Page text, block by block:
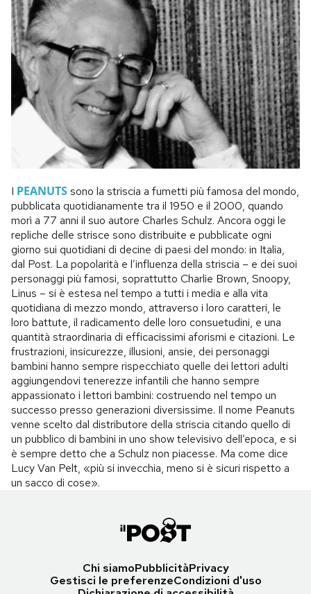
I PEANUTSsono la striscia a fumetti più famosa del mondo,
pubblicata quotidianamente tra il 1950 e il 2000, quando
morì a 77 anni il suo autore Charles Schulz. Ancora oggi le
repliche delle strisce sono distribuite e pubblicate ogni
giorno sui quotidiani di decine di paesi del mondo: in Italia,
dal Post. La popolarità e l’influenza della striscia – e dei suoi
personaggi più famosi, soprattutto Charlie Brown, Snoopy,
Linus – si è estesa nel tempo a tutti i media e alla vita
quotidiana di mezzo mondo, attraverso i loro caratteri, le
loro battute, il radicamento delle loro consuetudini, e una
quantità straordinaria di efficacissimi aforismi e citazioni. Le
frustrazioni, insicurezze, illusioni, ansie, dei personaggi
bambini hanno sempre rispecchiato quelle dei lettori adulti
aggiungendovi tenerezze infantili che hanno sempre
appassionato i lettori bambini: costruendo nel tempo un
successo presso generazioni diversissime. Il nome Peanuts
venne scelto dal distributore della striscia citando quello di
un pubblico di bambini in uno show televisivo dell’epoca, e si
è sempre detto che a Schulz non piacesse. Ma come dice
Lucy Van Pelt, «più si invecchia, meno si è sicuri rispetto a
un sacco di cose».
Chi siamoPubblicitàPrivacy
Gestisci le preferenzeCondizioni d'uso